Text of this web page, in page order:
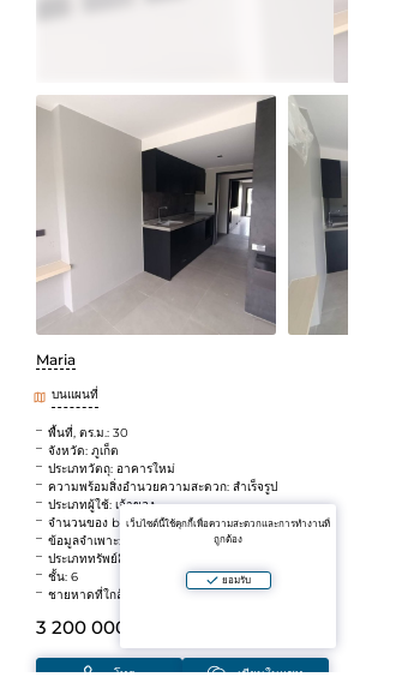
Maria
บนแผนที่
พื้นที่, ตร.ม.: 30
จังหวัด: ภูเก็ต
ประเภทวัตถุ: อาคารใหม่
ความพร้อมสิ่งอำนวยความสะดวก: สำเร็จรูป
ประเภทผู้ใช้: เจ้าของ
จำนวนของ bedrooms: เอทีลิเย่
ข้อมูลจำเพาะ: รับประกันผลกำไร
ประเภททรัพย์สิน: สิทธิการเช่า
ชั้น: 6
ชายหาดที่ใกล้ที่สุด: ในหาน
3 200 000 B
โทร เขียนในแชท
เว็บไซต์นี้ใช้คุกกี้เพื่อความสะดวกและการทำงานที่
ถูกต้อง
ยอมรับ